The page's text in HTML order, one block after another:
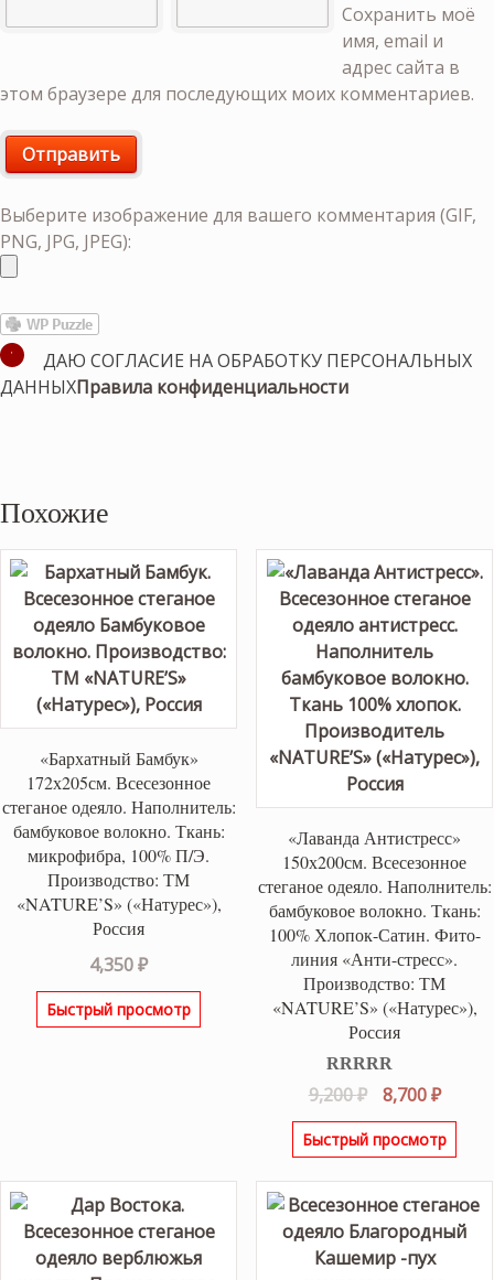
Сохранить моё
имя, email и
адрес сайта в
этом браузере для последующих моих комментариев.
Выберите изображение для вашего комментария (GIF,
PNG, JPG, JPEG):
ДАЮ СОГЛАСИЕ НА ОБРАБОТКУ ПЕРСОНАЛЬНЫХ
ДАННЫХПравила конфиденциальности
Похожие
«Бархатный Бамбук»
172х205см. Всесезонное
стеганое одеяло. Наполнитель:
бамбуковое волокно. Ткань:
микрофибра, 100% П/Э.
Производство: ТМ
«NATURE’S» («Натурес»),
Россия
4,350₽
Быстрый просмотр
«Лаванда Антистресс»
150х200см. Всесезонное
стеганое одеяло. Наполнитель:
бамбуковое волокно. Ткань:
100% Хлопок-Сатин. Фито-
линия «Анти-стресс».
Производство: ТМ
«NATURE’S» («Натурес»),
Россия
Оценка5.00
из 5
9,200₽
цена
составляла
8,700₽
цена:
8,700
Быстрый просмотр